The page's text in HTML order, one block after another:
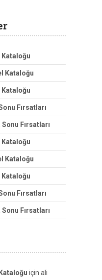
Kataloğu
Kataloğu
Kataloğu
Fırsatları
Fırsatları
Kataloğu
Kataloğu
Kataloğu
Fırsatları
Fırsatları
için ali